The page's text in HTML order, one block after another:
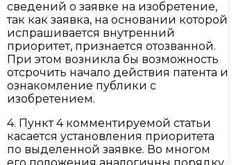
сведений о заявке на изобретение,
так как заявка, на основании которой
испрашивается внутренний
приоритет, признается отозванной.
При этом возникла бы возможность
отсрочить начало действия патента и
ознакомление публики с
изобретением.
4. Пункт 4 комментируемой статьи
касается установления приоритета
по выделенной заявке. Во многом